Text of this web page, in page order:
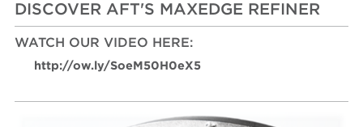
DISCOVER AFT'S MAXEDGE REFINER
WATCH OUR VIDEO HERE:
http://ow.ly/SoeM50H0eX5